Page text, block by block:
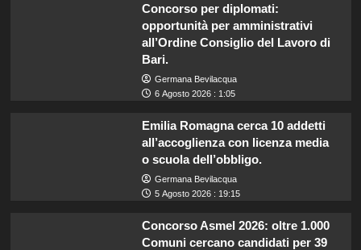
Concorso per diplomati:
opportunità per amministrativi
all’Ordine Consiglio del Lavoro di
Bari.
Germana Bevilacqua
6 Agosto 2026 : 1:05
Emilia Romagna cerca 10 addetti
all’accoglienza con licenza media
o scuola dell’obbligo.
Germana Bevilacqua
5 Agosto 2026 : 19:15
Concorso Asmel 2026: oltre 1.000
Comuni cercano candidati per 39